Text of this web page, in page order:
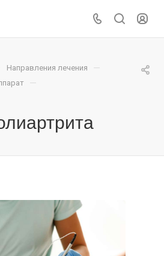
Направления лечения —
—